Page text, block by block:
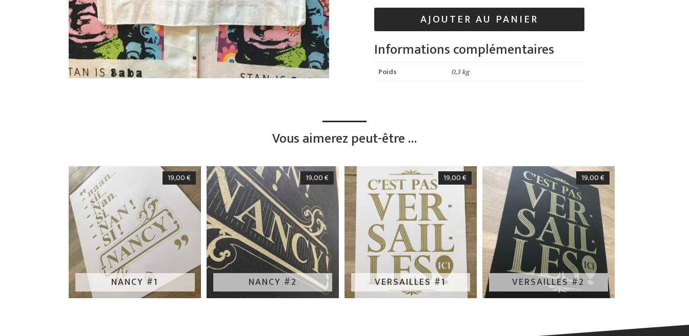
AJOUTER AU PANIER
Informations complémentaires
Poids 0,3 kg
Vous aimerez peut-être …
NANCY #1
19,00€
NANCY #2
19,00€
VERSAILLES #1
19,00€
VERSAILLES #2
19,00€